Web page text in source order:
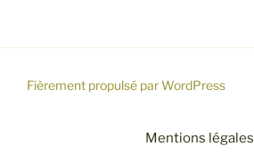
Fièrement propulsé par WordPress
Mentions légales